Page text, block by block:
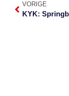
VORIGE